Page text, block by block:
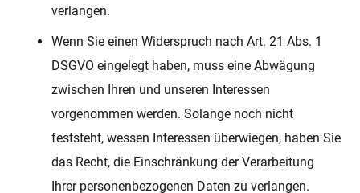
verlangen.
Wenn Sie einen Widerspruch nach Art. 21 Abs. 1
DSGVO eingelegt haben, muss eine Abwägung
zwischen Ihren und unseren Interessen
vorgenommen werden. Solange noch nicht
feststeht, wessen Interessen überwiegen, haben Sie
das Recht, die Einschränkung der Verarbeitung
Ihrer personenbezogenen Daten zu verlangen.